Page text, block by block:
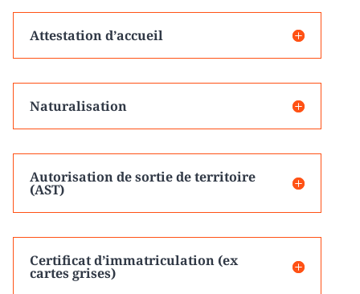
Attestation d’accueil
Naturalisation
Autorisation de sortie de territoire
(AST)
Certificat d’immatriculation (ex
cartes grises)